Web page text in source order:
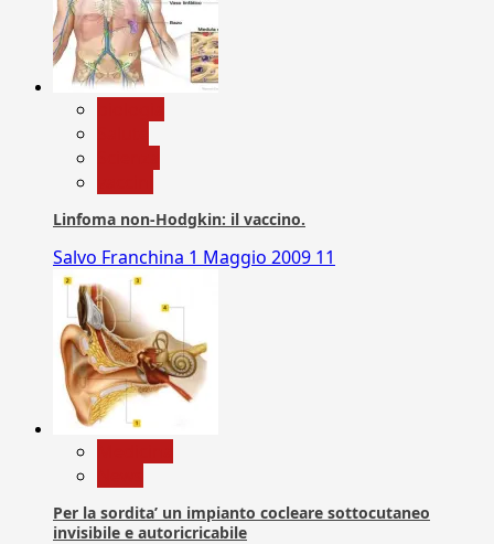
Linfoma non-Hodgkin: il vaccino.
Salvo Franchina 1 Maggio 2009 11
Per la sordita’ un impianto cocleare sottocutaneo
invisibile e autoricricabile